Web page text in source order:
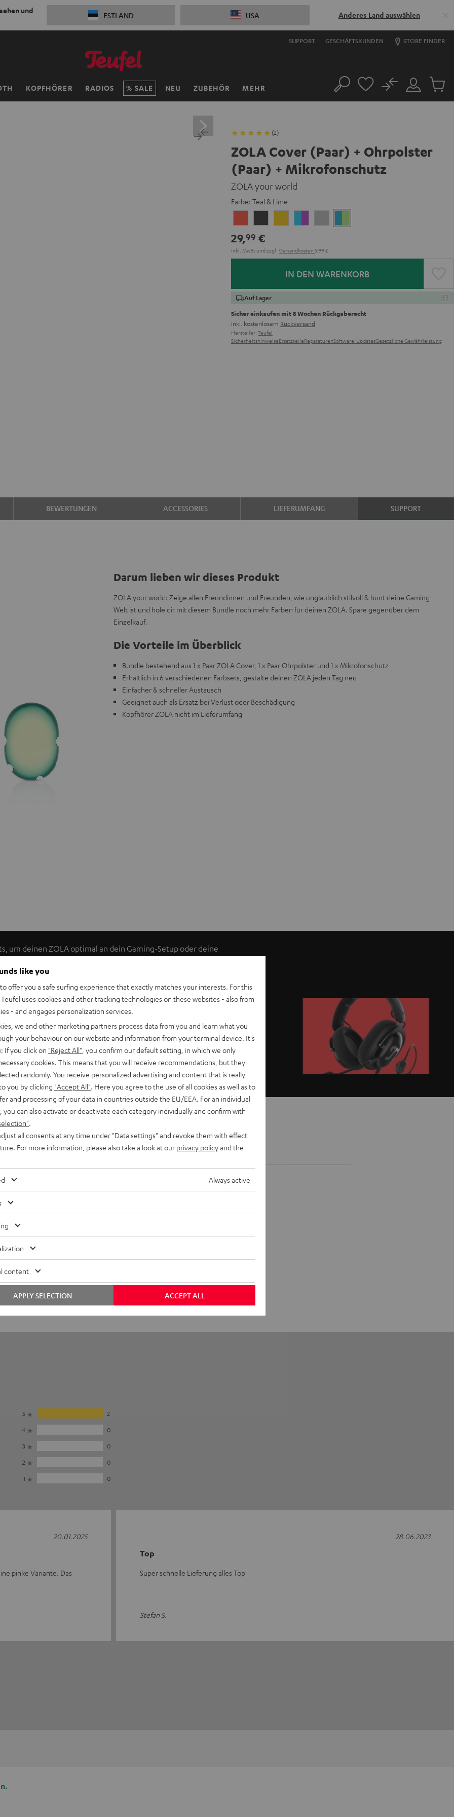
und
ESTLAND USA Anderes Land auswählen
SUPPORT GESCHÄFTSKUNDEN STORE FINDER
KOPFHÖRER RADIOS SALE NEU ZUBEHÖR MEHR Suche
Mein
Konto
No
Artikel
(2)
ZOLA Cover (Paar) + Ohrpolster
(Paar) + Mikrofonschutz
ZOLA your world
Farbe: Teal & Lime
Red
Gray
Amber
Gray
&
29,99 €
Inkl. MwSt und zzgl. Versandkosten 5,99 €
IN DEN WARENKORB
Auf Lager
Sicher einkaufen mit 8 Wochen Rückgaberecht
inkl. kostenlosem Rückversand
Hersteller: Teufel
SicherheitshinweiseErsatzteileReparaturenSoftware-UpdatesGesetzliche Gewährleistung
BEWERTUNGEN ACCESSORIES LIEFERUMFANG SUPPORT
Darum lieben wir dieses Produkt
ZOLA your world: Zeige allen Freundinnen und Freunden, wie unglaublich stilvoll & bunt deine Gaming-
Welt ist und hole dir mit diesem Bundle noch mehr Farben für deinen ZOLA. Spare gegenüber dem
Einzelkauf.
Die Vorteile im Überblick
Bundle bestehend aus 1 x Paar ZOLA Cover, 1 x Paar Ohrpolster und 1 x Mikrofonschutz
Erhältlich in 6 verschiedenen Farbsets, gestalte deinen ZOLA jeden Tag neu
Einfacher & schneller Austausch
Geeignet auch als Ersatz bei Verlust oder Beschädigung
Kopfhörer ZOLA nicht im Lieferumfang
um deinen ZOLA optimal an dein Gaming-Setup oder deine
Sets bestellen, um die Farbpalette zu erweitern. Die
zeitlos, urban und ziemlich frisch, wie wir finden.
(Paar) + Ohrpolster (Paar) + Mikrofonschutz
5
2
4
0
3
0
2
0
1
0
pinke Variante. Das
20.01.2025
Top
Super schnelle Lieferung alles Top
Stefan S.
28.06.2023
like you
offer you a safe surfing experience that exactly matches your interests. For this
uses cookies and other tracking technologies on these websites - also from
- and engages personalization services.
we and other marketing partners process data from you and learn what you
your behaviour on our website and information from your terminal device. It's
If you click on "Reject All" , you confirm our default setting, in which we only
cookies. This means that you will receive recommendations, but they
randomly. You receive personalized advertising and content that is really
you by clicking "Accept All" . Here you agree to the use of all cookies as well as to
and processing of your data in countries outside the EU/EEA. For an individual
you can also activate or deactivate each category individually and confirm with
all consents at any time under "Data settings" and revoke them with effect
For more information, please also take a look at our privacy policyand the
Always active
content
ACCEPT ALL
APPLY SELECTION